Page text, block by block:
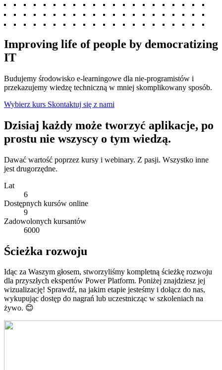
Improving life of people by democratizing
IT
Budujemy środowisko e-learningowe dla nie-programistów i
przekazujemy wiedzę techniczną w mniej skomplikowany sposób.
Wybierz kurs Skontaktuj się z nami
Dzisiaj każdy może tworzyć aplikacje, po
prostu nie wszyscy o tym wiedzą.
Dawać wartość poprzez kursy i webinary. Z pasji. Wszystko inne
jest drugorzędne.
Lat
6
Dostępnych kursów online
9
Zadowolonych kursantów
6000
Ścieżka rozwoju
Idąc za Waszym głosem, stworzyliśmy kompletną ścieżkę rozwoju
dla przyszłych ekspertów Power Platform. Poniżej znajdziesz jej
wizualizację! Sprawdź, na jakim etapie jesteśmy i dołącz do nas,
wykupując dostęp do nagrań lub uczestnicząc w szkoleniach na
żywo. 😊